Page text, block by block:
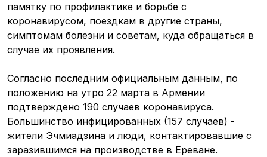
памятку по профилактике и борьбе с
коронавирусом, поездкам в другие страны,
симптомам болезни и советам, куда обращаться в
случае их проявления.
Согласно последним официальным данным, по
положению на утро 22 марта в Армении
подтверждено 190 случаев коронавируса.
Большинство инфицированных (157 случаев) -
жители Эчмиадзина и люди, контактировавшие с
заразившимся на производстве в Ереване.